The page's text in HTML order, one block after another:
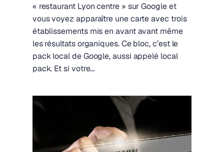
« restaurant Lyon centre » sur Google et
vous voyez apparaître une carte avec trois
établissements mis en avant avant même
les résultats organiques. Ce bloc, c’est le
pack local de Google, aussi appelé local
pack. Et si votre...